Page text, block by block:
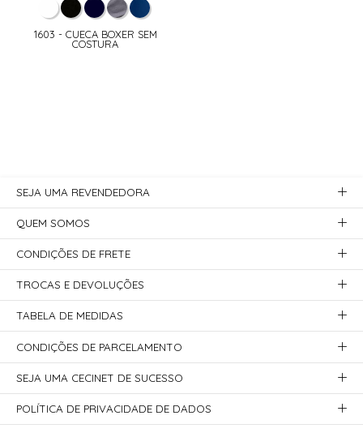
1603 - CUECA BOXER SEM
COSTURA
SEJA UMA REVENDEDORA
QUEM SOMOS
CONDIÇÕES DE FRETE
TROCAS E DEVOLUÇÕES
TABELA DE MEDIDAS
CONDIÇÕES DE PARCELAMENTO
SEJA UMA CECINET DE SUCESSO
POLÍTICA DE PRIVACIDADE DE DADOS